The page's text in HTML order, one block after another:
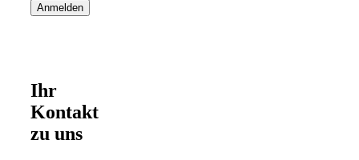
Ihr
Kontakt
zu uns